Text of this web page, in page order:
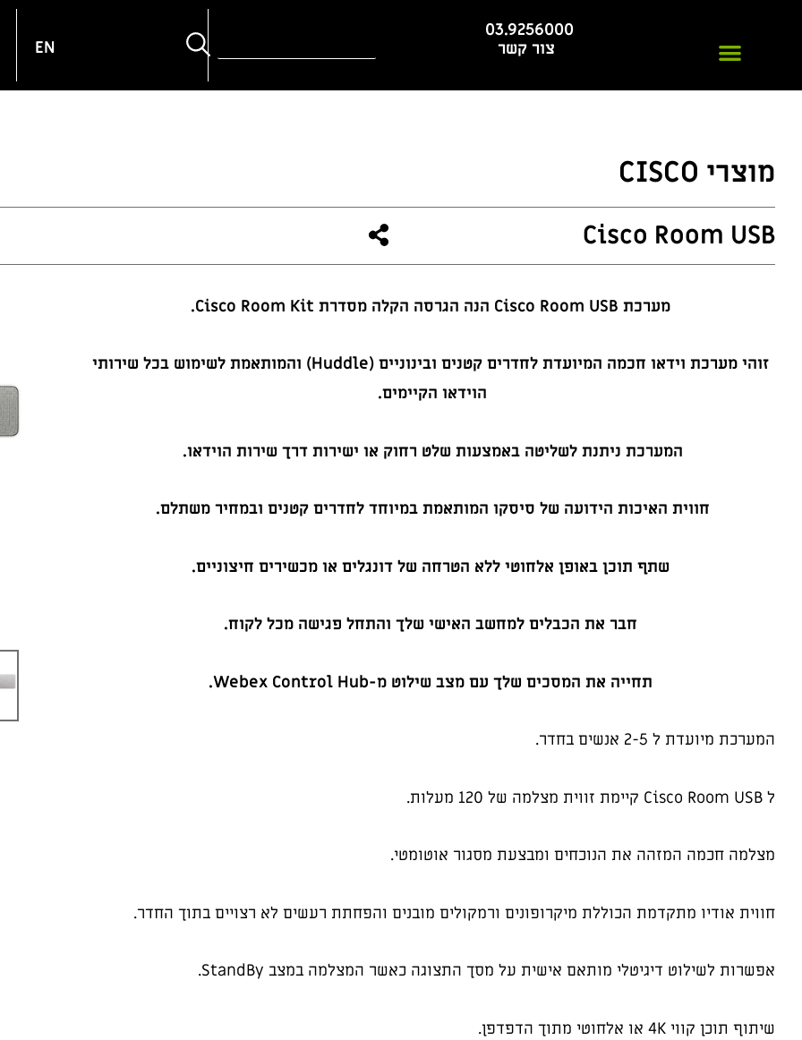
03.9256000
צור קשר
EN
מוצרי CISCO
Cisco Room USB
מערכת Cisco Room USB הנה הגרסה הקלה מסדרת Cisco Room Kit
.
זוהי מערכת וידאו חכמה המיועדת לחדרים קטנים ובינוניים (Huddle) והמותאמת לשימוש בכל שירותי
הוידאו הקיימים.
המערכת ניתנת לשליטה באמצעות שלט רחוק או ישירות דרך שירות הוידאו.
חווית האיכות הידועה של סיסקו המותאמת במיוחד לחדרים קטנים ובמחיר משתלם.
שתף תוכן באופן אלחוטי ללא הטרחה של דונגלים או מכשירים חיצוניים.
חבר את הכבלים למחשב האישי שלך והתחל פגישה מכל לקוח.
תחייה את המסכים שלך עם מצב שילוט מ-Webex Control Hub.
המערכת מיועדת ל 2-5 אנשים בחדר.
ל Cisco Room USB קיימת זווית מצלמה של 120 מעלות.
מצלמה חכמה המזהה את הנוכחים ומבצעת מסגור אוטומטי.
חווית אודיו מתקדמת הכוללת מיקרופונים ורמקולים מובנים והפחתת רעשים לא רצויים בתוך החדר.
אפשרות לשילוט דיגיטלי מותאם אישית על מסך התצוגה כאשר המצלמה במצב StandBy.
שיתוף תוכן קווי 4K או אלחוטי מתוך הדפדפן.